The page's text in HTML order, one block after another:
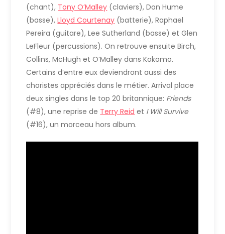
(chant), Tony O’Malley (claviers), Don Hume
(basse),Lloyd Courtenay (batterie), Raphael
Pereira (guitare), Lee Sutherland (basse) et Glen
LeFleur (percussions). On retrouve ensuite Birch,
Collins, McHugh et O’Malley dans Kokomo.
Certains d’entre eux deviendront aussi des
choristes appréciés dans le métier. Arrival place
deux singles dans le top 20 britannique: Friends
(#8), une reprise de Terry Reid et I Will Survive
(#16), un morceau hors album.